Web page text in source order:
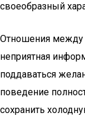
своеобразный
Отношения
неприятная
поддаваться
поведение
сохранить